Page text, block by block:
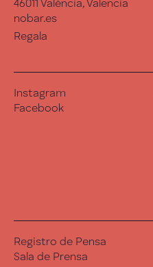
46011 València, Valencia
nobar.es
Regala
Instagram
Facebook
Registro de Pensa
Sala de Prensa